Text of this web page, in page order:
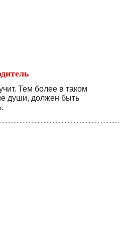
Тем более в таком
души, должен быть